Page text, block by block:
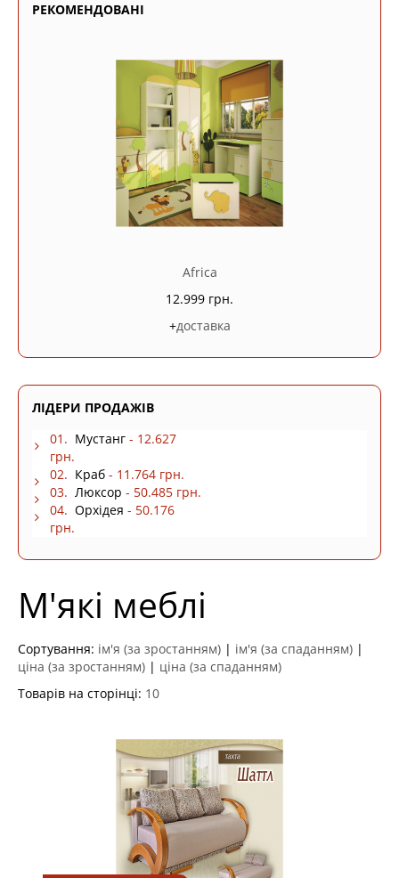
РЕКОМЕНДОВАНІ
Africa
12.999 грн.
+доставка
ЛІДЕРИ ПРОДАЖІВ
01. Мустанг - 12.627
грн.
02. Краб - 11.764 грн.
03. Люксор - 50.485 грн.
04. Орхідея - 50.176
грн.
М'які меблі
Сортування: ім'я (за зростанням) | ім'я (за спаданням) |
ціна (за зростанням) | ціна (за спаданням)
Товарів на сторінці: 10